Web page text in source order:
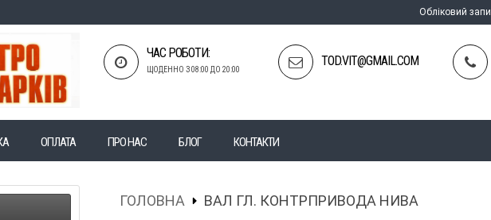
Обліковий
ЧАС РОБОТИ:
ЩОДЕННО З 08:00 ДО 20:00
TOD.VIT@GMAIL.COM
ОПЛАТА ПРО НАС БЛОГ КОНТАКТИ
ГОЛОВНА ВАЛ ГЛ. КОНТРПРИВОДА НИВА